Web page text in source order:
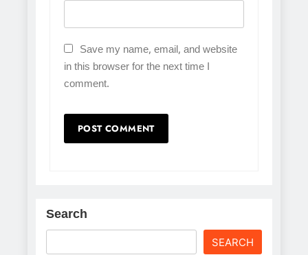
Save my name, email, and website
in this browser for the next time I
comment.
Search
SEARCH